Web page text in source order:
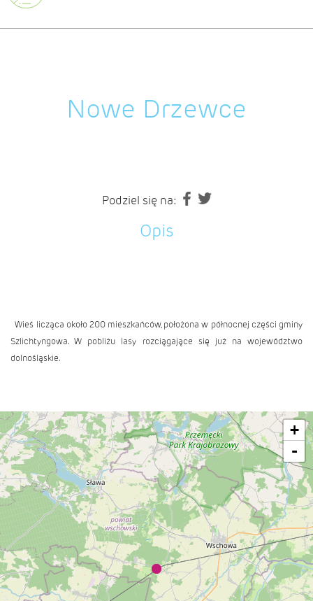
Nowe Drzewce
Podziel się na:
Opis
Wieś licząca około 200 mieszkańców, położona w północnej części gminy
Szlichtyngowa. W pobliżu lasy rozciągające się już na województwo
dolnośląskie.
+
-